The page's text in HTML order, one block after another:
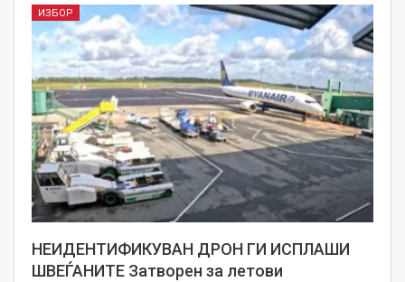
ИЗБОР
НЕИДЕНТИФИКУВАН ДРОН ГИ ИСПЛАШИ
ШВЕЃАНИТЕ Затворен за летови